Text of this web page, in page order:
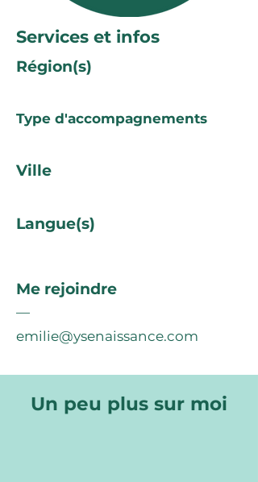
Services et infos
Région(s)
Type d'accompagnements
Ville
Langue(s)
Me rejoindre
—
emilie@ysenaissance.com
Un peu plus sur moi